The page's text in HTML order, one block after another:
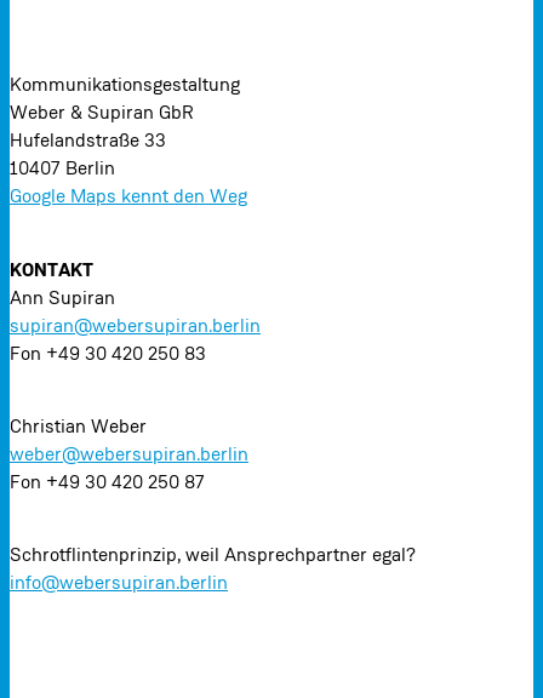
Kommunikationsgestaltung
Weber & Supiran GbR
Hufelandstraße 33
10407 Berlin
Google Maps kennt den Weg
KONTAKT
Ann Supiran
supiran@webersupiran.berlin
Fon +49 30 420 250 83
Christian Weber
weber@webersupiran.berlin
Fon +49 30 420 250 87
Schrotflintenprinzip, weil Ansprechpartner egal?
info@webersupiran.berlin